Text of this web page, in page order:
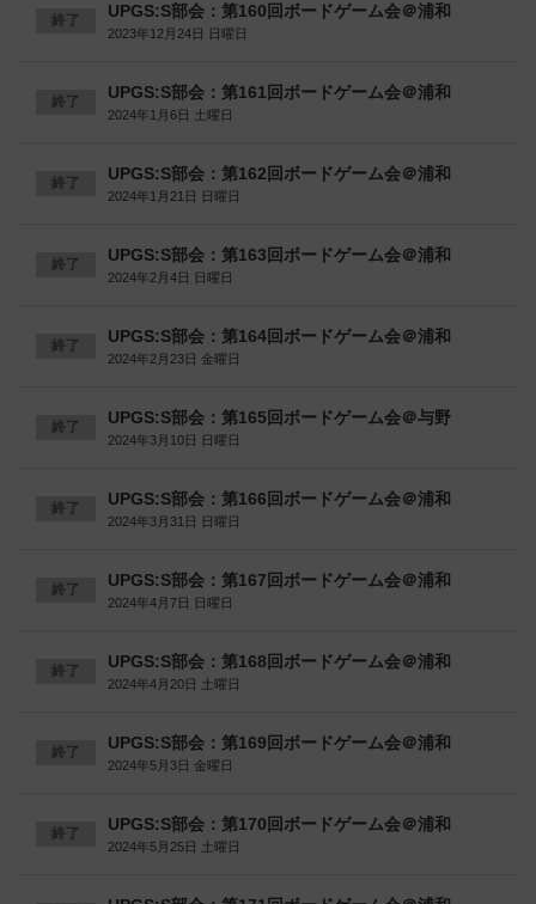
終了 UPGS:S部会：第160回ボードゲーム会＠浦和
2023年12月24日 日曜日
終了 UPGS:S部会：第161回ボードゲーム会＠浦和
2024年1月6日 土曜日
終了 UPGS:S部会：第162回ボードゲーム会＠浦和
2024年1月21日 日曜日
終了 UPGS:S部会：第163回ボードゲーム会＠浦和
2024年2月4日 日曜日
終了 UPGS:S部会：第164回ボードゲーム会＠浦和
2024年2月23日 金曜日
終了 UPGS:S部会：第165回ボードゲーム会＠与野
2024年3月10日 日曜日
終了 UPGS:S部会：第166回ボードゲーム会＠浦和
2024年3月31日 日曜日
終了 UPGS:S部会：第167回ボードゲーム会＠浦和
2024年4月7日 日曜日
終了 UPGS:S部会：第168回ボードゲーム会＠浦和
2024年4月20日 土曜日
終了 UPGS:S部会：第169回ボードゲーム会＠浦和
2024年5月3日 金曜日
終了 UPGS:S部会：第170回ボードゲーム会＠浦和
2024年5月25日 土曜日